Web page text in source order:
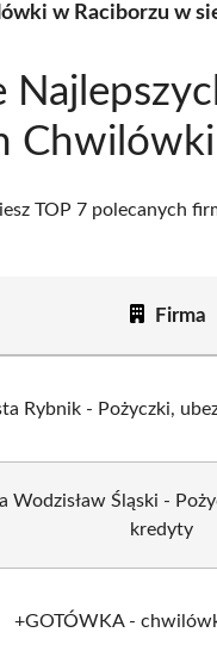
w Raciborzu w
TOP 7 polecanych
Firma
Rybnik - Pożyczki,
Wodzisław Śląski -
kredyty
+GOTÓWKA -